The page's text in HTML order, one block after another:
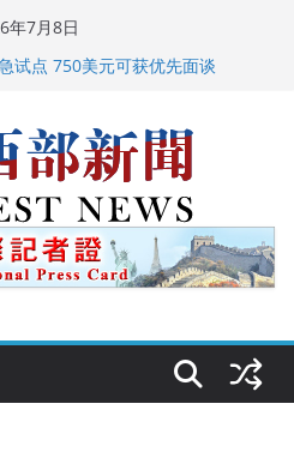
年7月8日
天明：让沉香有序走向世界
公民权” : 出生在美国就是美国
请美国老教师罗纳德·萨科尔斯基